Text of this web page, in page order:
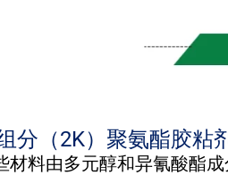
分（2K）聚氨酯胶粘
材料由多元醇和异氰酸酯成